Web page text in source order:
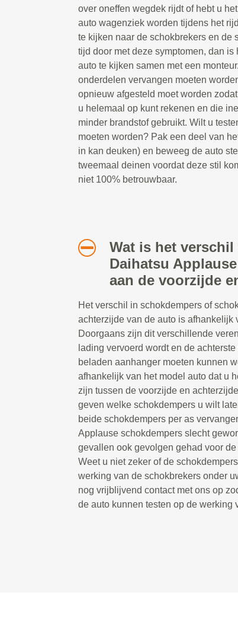
over oneffen wegdek rijdt of hebt u
auto wagenziek worden tijdens het
te kijken naar de schokbrekers en de
tijd door met deze symptomen, dan
auto te kijken samen met een
onderdelen vervangen moeten
opnieuw afgesteld moet worden
u helemaal op kunt rekenen en die
minder brandstof gebruikt. Wilt u
moeten worden? Pak een deel van
in kan deuken) en beweeg de auto
tweemaal deinen voordat deze stil
niet 100% betrouwbaar.
Wat is het
Daihatsu
aan de voorzijde
Het verschil in schokdempers of
achterzijde van de auto is afhankelijk
Doorgaans zijn dit verschillende
lading vervoerd wordt en de
beladen aanhanger moeten kunnen
afhankelijk van het model auto dat u
zijn tussen de voorzijde en
geven welke schokdempers u wilt
beide schokdempers per as
Applause schokdempers slecht
gevallen ook gevolgen gehad voor
Weet u niet zeker of de
werking van de schokbrekers onder
nog vrijblijvend contact met ons op
de auto kunnen testen op de werking